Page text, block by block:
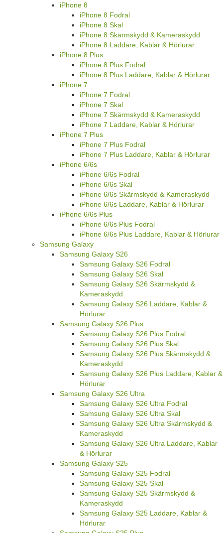
iPhone 8
iPhone 8 Fodral
iPhone 8 Skal
iPhone 8 Skärmskydd & Kameraskydd
iPhone 8 Laddare, Kablar & Hörlurar
iPhone 8 Plus
iPhone 8 Plus Fodral
iPhone 8 Plus Laddare, Kablar & Hörlurar
iPhone 7
iPhone 7 Fodral
iPhone 7 Skal
iPhone 7 Skärmskydd & Kameraskydd
iPhone 7 Laddare, Kablar & Hörlurar
iPhone 7 Plus
iPhone 7 Plus Fodral
iPhone 7 Plus Laddare, Kablar & Hörlurar
iPhone 6/6s
iPhone 6/6s Fodral
iPhone 6/6s Skal
iPhone 6/6s Skärmskydd & Kameraskydd
iPhone 6/6s Laddare, Kablar & Hörlurar
iPhone 6/6s Plus
iPhone 6/6s Plus Fodral
iPhone 6/6s Plus Laddare, Kablar & Hörlurar
Samsung Galaxy
Samsung Galaxy S26
Samsung Galaxy S26 Fodral
Samsung Galaxy S26 Skal
Samsung Galaxy S26 Skärmskydd &
Kameraskydd
Samsung Galaxy S26 Laddare, Kablar &
Hörlurar
Samsung Galaxy S26 Plus
Samsung Galaxy S26 Plus Fodral
Samsung Galaxy S26 Plus Skal
Samsung Galaxy S26 Plus Skärmskydd &
Kameraskydd
Samsung Galaxy S26 Plus Laddare, Kablar &
Hörlurar
Samsung Galaxy S26 Ultra
Samsung Galaxy S26 Ultra Fodral
Samsung Galaxy S26 Ultra Skal
Samsung Galaxy S26 Ultra Skärmskydd &
Kameraskydd
Samsung Galaxy S26 Ultra Laddare, Kablar
& Hörlurar
Samsung Galaxy S25
Samsung Galaxy S25 Fodral
Samsung Galaxy S25 Skal
Samsung Galaxy S25 Skärmskydd &
Kameraskydd
Samsung Galaxy S25 Laddare, Kablar &
Hörlurar